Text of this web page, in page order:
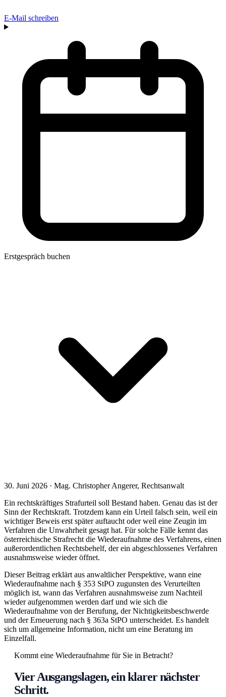
E-Mail schreiben
Erstgespräch buchen
30. Juni 2026 · Mag. Christopher Angerer, Rechtsanwalt
Ein rechtskräftiges Strafurteil soll Bestand haben. Genau das ist der
Sinn der Rechtskraft. Trotzdem kann ein Urteil falsch sein, weil ein
wichtiger Beweis erst später auftaucht oder weil eine Zeugin im
Verfahren die Unwahrheit gesagt hat. Für solche Fälle kennt das
österreichische Strafrecht die Wiederaufnahme des Verfahrens, einen
außerordentlichen Rechtsbehelf, der ein abgeschlossenes Verfahren
ausnahmsweise wieder öffnet.
Dieser Beitrag erklärt aus anwaltlicher Perspektive, wann eine
Wiederaufnahme nach § 353 StPO zugunsten des Verurteilten
möglich ist, wann das Verfahren ausnahmsweise zum Nachteil
wieder aufgenommen werden darf und wie sich die
Wiederaufnahme von der Berufung, der Nichtigkeitsbeschwerde
und der Erneuerung nach § 363a StPO unterscheidet. Es handelt
sich um allgemeine Information, nicht um eine Beratung im
Einzelfall.
Kommt eine Wiederaufnahme für Sie in Betracht?
Vier Ausgangslagen, ein klarer nächster
Schritt.